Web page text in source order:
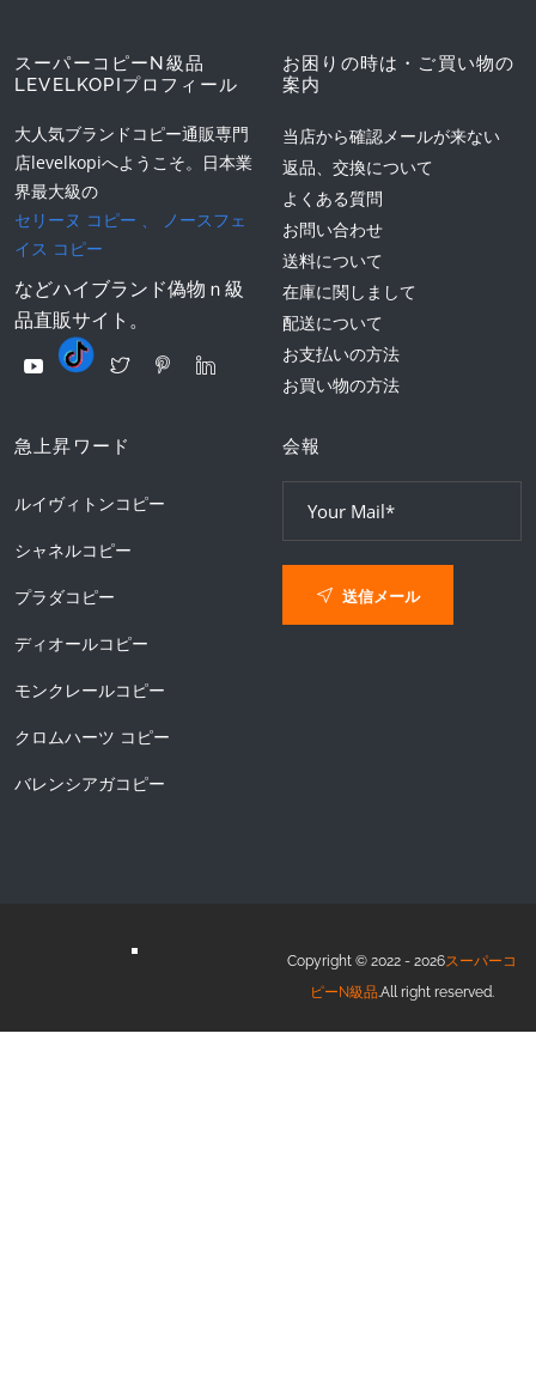
スーパーコピーN級品
LEVELKOPIプロフィール
大人気ブランドコピー通販専門
店levelkopiへようこそ。日本業
界最大級の
セリーヌ コピー
ノースフェ
イス コピー
などハイブランド偽物ｎ級
品直販サイト。
お困りの時は・ご買い物の
案内
当店から確認メールが来ない
返品、交換について
よくある質問
お問い合わせ
送料について
在庫に関しまして
配送について
お支払いの方法
お買い物の方法
急上昇ワード
ルイヴィトンコピー
シャネルコピー
プラダコピー
ディオールコピー
モンクレールコピー
クロムハーツ コピー
バレンシアガコピー
会報
送信メール
Copyright © 2022 - 2026スーパーコ
ピーN級品.All right reserved.